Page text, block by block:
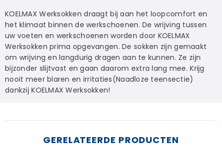
KOELMAX Werksokken draagt bij aan het loopcomfort en
het klimaat binnen de werkschoenen. De wrijving tussen
uw voeten en werkschoenen worden door KOELMAX
Werksokken prima opgevangen. De sokken zijn gemaakt
om wrijving en langdurig dragen aan te kunnen. Ze zijn
bijzonder slijtvast en gaan daarom extra lang mee. Krijg
nooit meer blaren en irritaties(Naadloze teensectie)
dankzij KOELMAX Werksokken!
GERELATEERDE PRODUCTEN